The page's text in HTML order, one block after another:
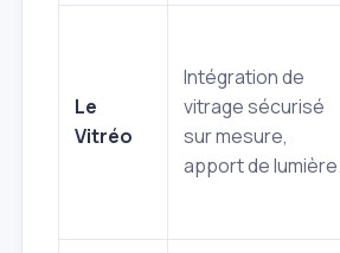
Le
Vitréo
Intégration de
vitrage sécurisé
sur mesure,
apport de lumière.